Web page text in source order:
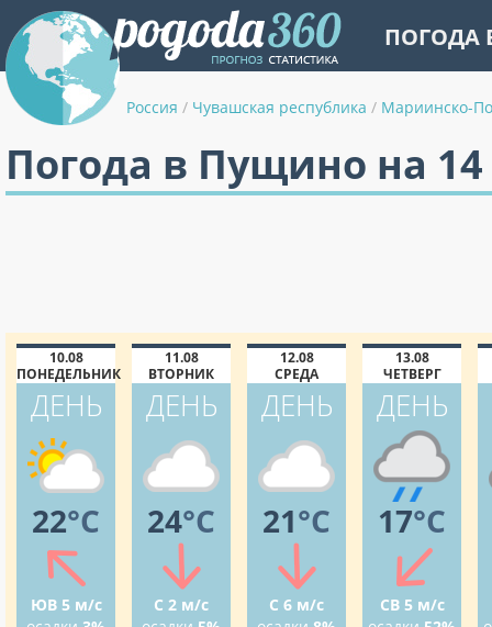
ПОГОДА
Россия / Чувашская республика / Мариинско-
Погода в Пущино на
10.08
ПОНЕДЕЛЬНИК
ДЕНЬ
22°C
ЮВ 5 м/с
11.08
ВТОРНИК
ДЕНЬ
24°C
С 2 м/с
12.08
СРЕДА
ДЕНЬ
21°C
С 6 м/с
13.08
ЧЕТВЕРГ
ДЕНЬ
17°C
СВ 5 м/с